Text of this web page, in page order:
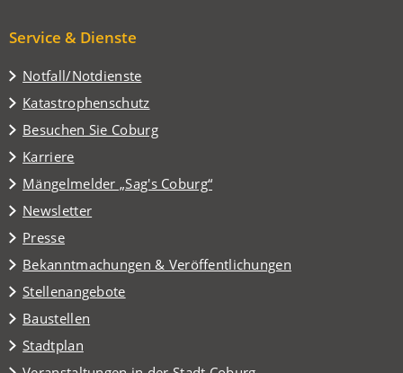
Service & Dienste
Notfall/Notdienste
Katastrophenschutz
Besuchen Sie Coburg
(Öffnet
in
einem
neuen
Tab)
Karriere
Mängelmelder „Sag's Coburg“
(Öffnet
in
einem
neuen
Tab)
Newsletter
Presse
Bekanntmachungen & Veröffentlichungen
Stellenangebote
Baustellen
Stadtplan
(Öffnet
in